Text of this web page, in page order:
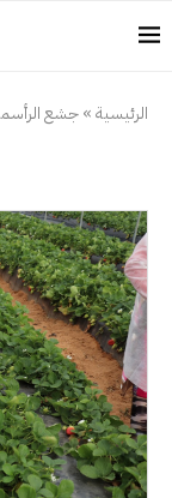
الرئيسية»جشع